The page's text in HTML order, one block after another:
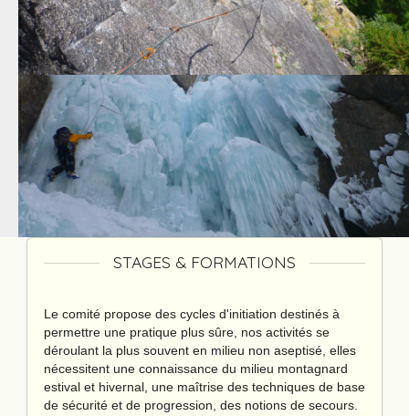
STAGES & FORMATIONS
Le comité propose des cycles d'initiation destinés à
permettre une pratique plus sûre, nos activités se
déroulant la plus souvent en milieu non aseptisé, elles
nécessitent une connaissance du milieu montagnard
estival et hivernal, une maîtrise des techniques de base
de sécurité et de progression, des notions de secours.